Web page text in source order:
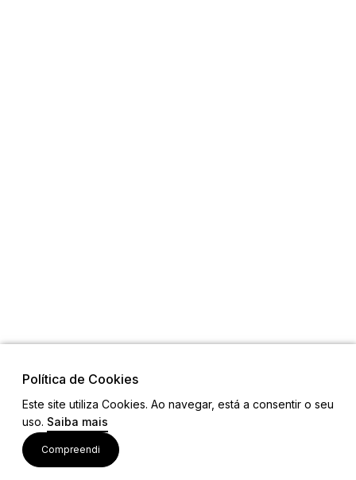
Política de Cookies
Este site utiliza Cookies. Ao navegar, está a consentir o seu
uso. Saiba mais
Compreendi
Links
Ligações Úteis
Contactos